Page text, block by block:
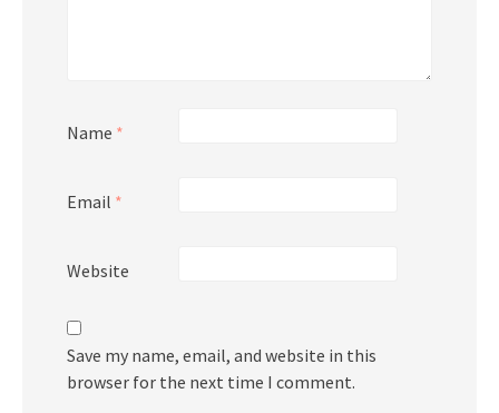
Name *
Email *
Website
Save my name, email, and website in this
browser for the next time I comment.